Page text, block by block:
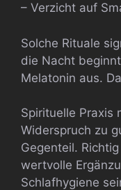
– Verzicht auf
Solche Rituale
die Nacht
Melatonin aus.
Spirituelle Praxis
Widerspruch zu
Gegenteil.
wertvolle
Schlafhygiene